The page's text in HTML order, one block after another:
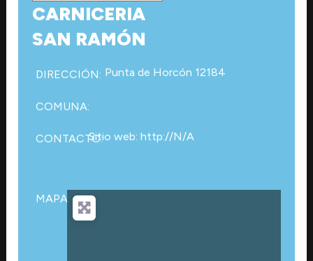
CARNICERIA
SAN RAMÓN
DIRECCIÓN: Punta de Horcón 12184
COMUNA:
CONTACTO:Sitio web: http://N/A
MAPA: